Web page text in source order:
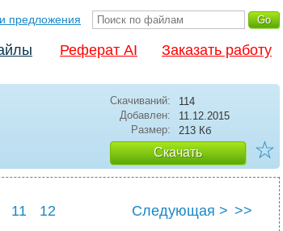
предложения
Реферат AI Заказать работу
Скачиваний:
114
Добавлен:
11.12.2015
Размер:
213 Кб
Скачать ☆
11 12 Следующая > >>